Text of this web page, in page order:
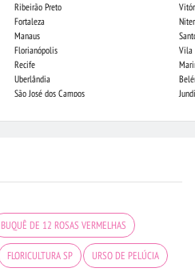
Ribeirão Preto
Fortaleza
Manaus
Florianópolis
Recife
Uberlândia
São José dos Campos
Vila
BUQUÊ DE 12 ROSAS VERMELHAS
FLORICULTURA SP URSO DE PELÚCIA